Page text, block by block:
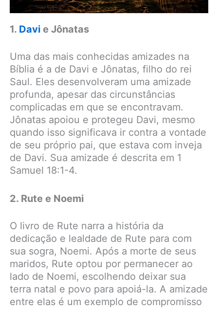
1. Davi e Jônatas
Uma das mais conhecidas amizades na
Bíblia é a de Davi e Jônatas, filho do rei
Saul. Eles desenvolveram uma amizade
profunda, apesar das circunstâncias
complicadas em que se encontravam.
Jônatas apoiou e protegeu Davi, mesmo
quando isso significava ir contra a vontade
de seu próprio pai, que estava com inveja
de Davi. Sua amizade é descrita em 1
Samuel 18:1-4.
2. Rute e Noemi
O livro de Rute narra a história da
dedicação e lealdade de Rute para com
sua sogra, Noemi. Após a morte de seus
maridos, Rute optou por permanecer ao
lado de Noemi, escolhendo deixar sua
terra natal e povo para apoiá-la. A amizade
entre elas é um exemplo de compromisso